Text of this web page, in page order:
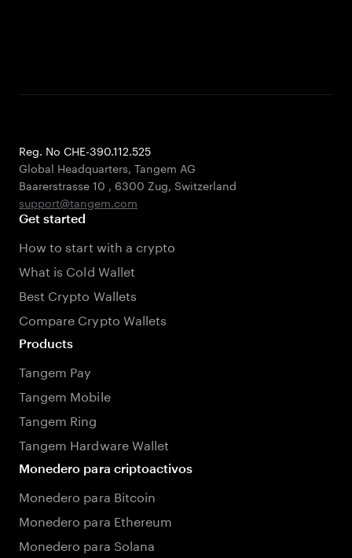
Reg. No CHE-390.112.525
Global Headquarters, Tangem AG
Baarerstrasse 10 , 6300 Zug, Switzerland
support@tangem.com
Get started
How to start with a crypto
What is Cold Wallet
Best Crypto Wallets
Compare Crypto Wallets
Products
Tangem Pay
Tangem Mobile
Tangem Ring
Tangem Hardware Wallet
Monedero para criptoactivos
Monedero para Bitcoin
Monedero para Ethereum
Monedero para Solana